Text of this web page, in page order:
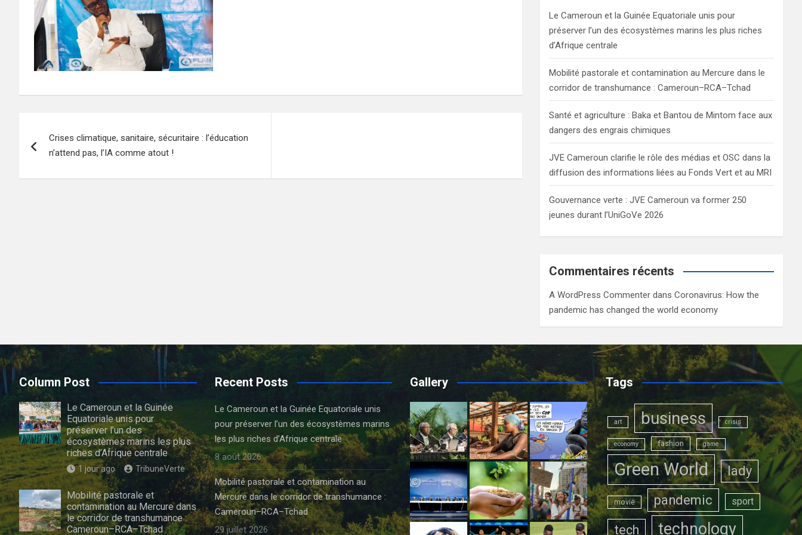
de
l’article
Crises climatique, sanitaire, sécuritaire : l’éducation
n’attend pas, l’IA comme atout !
Le Cameroun et la Guinée Equatoriale unis pour
préserver l’un des écosystèmes marins les plus riches
d’Afrique centrale
Mobilité pastorale et contamination au Mercure dans le
corridor de transhumance : Cameroun–RCA–Tchad
Santé et agriculture : Baka et Bantou de Mintom face aux
dangers des engrais chimiques
JVE Cameroun clarifie le rôle des médias et OSC dans la
diffusion des informations liées au Fonds Vert et au MRI
Gouvernance verte : JVE Cameroun va former 250
jeunes durant l’UniGoVe 2026
Commentaires récents
A WordPress Commenter dansCoronavirus: How the
pandemic has changed the world economy
Column Post
Le Cameroun et la Guinée
Equatoriale unis pour
préserver l’un des
écosystèmes marins les plus
riches d’Afrique centrale
1 jour ago TribuneVerte
Mobilité pastorale et
contamination au Mercure dans
le corridor de transhumance :
Cameroun–RCA–Tchad
Recent Posts
Le Cameroun et la Guinée Equatoriale unis
pour préserver l’un des écosystèmes marins
les plus riches d’Afrique centrale
8 août 2026
Mobilité pastorale et contamination au
Mercure dans le corridor de transhumance :
Cameroun–RCA–Tchad
29 juillet 2026
Gallery Tags
art business crisis
economy fashion game
Green World lady
movie pandemic sport
tech technology